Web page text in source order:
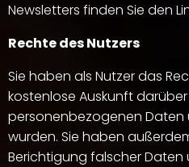
Newsletters finden Sie den
Rechte des Nutzers
Sie haben als Nutzer das
kostenlose Auskunft
personenbezogenen Daten
wurden. Sie haben
Berichtigung falscher Daten